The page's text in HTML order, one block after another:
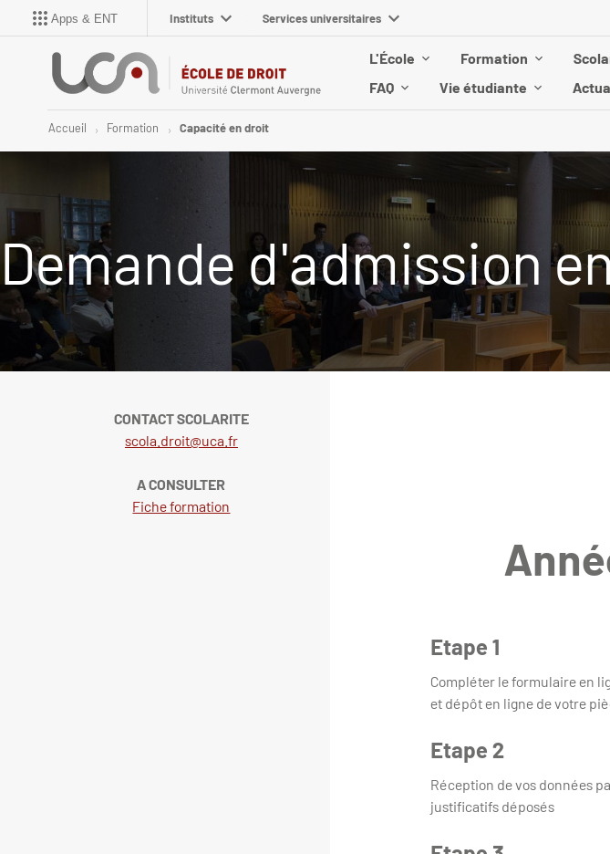
Apps & ENT Instituts Services universitaires
L'École Formation
FAQ
Vie étudiante
Accueil Formation Capacité en droit
Demande d'admission
Etape 1
Compléter le formulaire en
et dépôt en ligne de votre
Etape 2
Réception de vos données
justificatifs déposés
CONTACT SCOLARITE
scola.droit@uca.fr
A CONSULTER
Fiche formation